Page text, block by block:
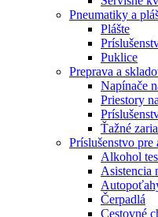
Pneumatiky a
Plášte
Puklice
Preprava a
Napínače
Priestory
Ťažné
Príslušenstvo pre
Alkohol
Asistencia
Čerpadlá
Cestovné